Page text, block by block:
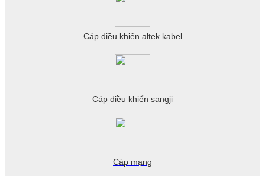
Cáp điều khiển altek kabel
Cáp điều khiển sangji
Cáp mạng